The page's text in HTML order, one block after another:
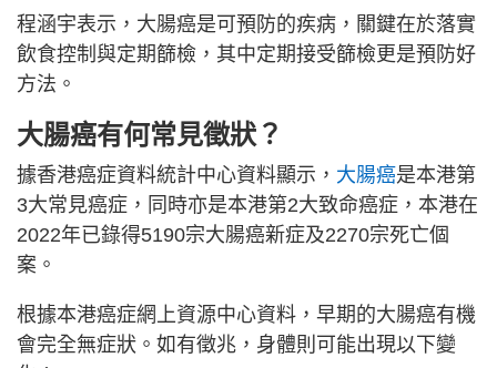
程涵宇表示，大腸癌是可預防的疾病，關鍵在於落實
飲食控制與定期篩檢，其中定期接受篩檢更是預防好
方法。
大腸癌有何常見徵狀？
據香港癌症資料統計中心資料顯示， 大腸癌是本港第
3大常見癌症，同時亦是本港第2大致命癌症，本港在
2022年已錄得5190宗大腸癌新症及2270宗死亡個
案。
根據本港癌症網上資源中心資料，早期的大腸癌有機
會完全無症狀。如有徵兆，身體則可能出現以下變